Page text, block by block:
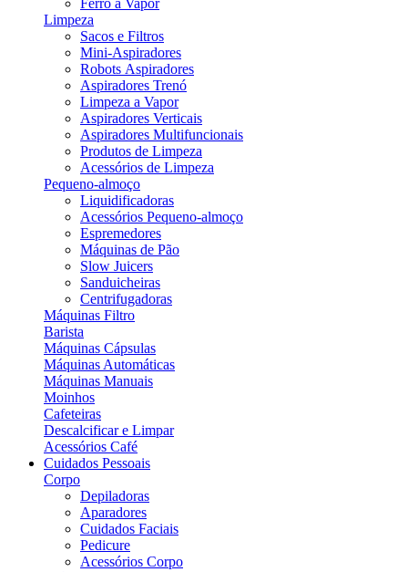
Ferro a Vapor
Limpeza
Sacos e Filtros
Mini-Aspiradores
Robots Aspiradores
Aspiradores Trenó
Limpeza a Vapor
Aspiradores Verticais
Aspiradores Multifuncionais
Produtos de Limpeza
Acessórios de Limpeza
Pequeno-almoço
Liquidificadoras
Acessórios Pequeno-almoço
Espremedores
Máquinas de Pão
Slow Juicers
Sanduicheiras
Centrifugadoras
Máquinas Filtro
Barista
Máquinas Cápsulas
Máquinas Automáticas
Máquinas Manuais
Moinhos
Cafeteiras
Descalcificar e Limpar
Acessórios Café
Cuidados Pessoais
Corpo
Depiladoras
Aparadores
Cuidados Faciais
Pedicure
Acessórios Corpo